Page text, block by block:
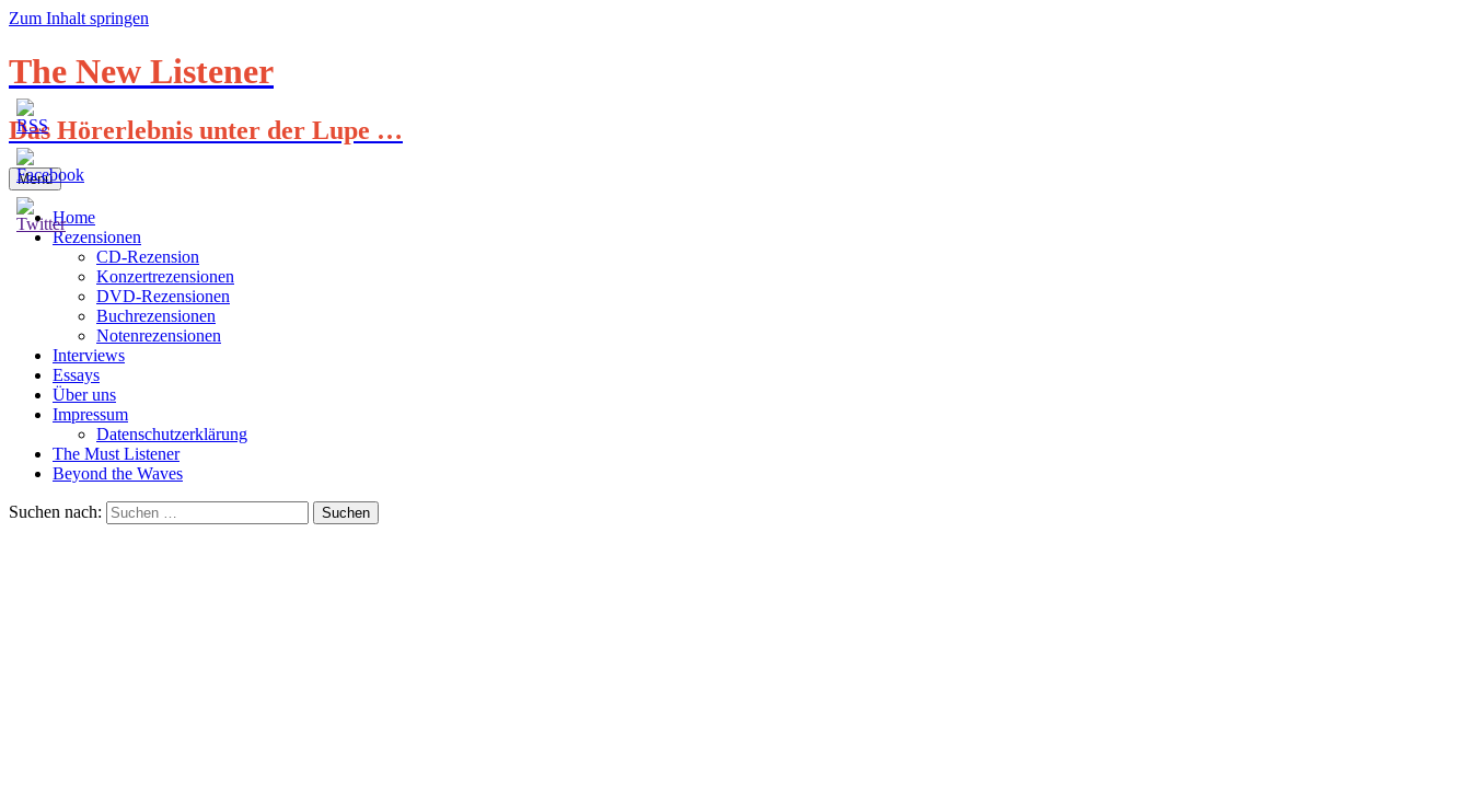
Zum Inhalt springen
The New Listener
Das Hörerlebnis unter der Lupe …
Menü
Home
Rezensionen
CD-Rezension
Konzertrezensionen
DVD-Rezensionen
Buchrezensionen
Notenrezensionen
Interviews
Essays
Über uns
Impressum
Datenschutzerklärung
The Must Listener
Beyond the Waves
Suchen nach: